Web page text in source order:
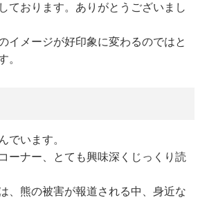
ております。ありがとうございまし
イメージが好印象に変わるのではと
。
でいます。
ーナー、とても興味深くじっくり読
、熊の被害が報道される中、身近な